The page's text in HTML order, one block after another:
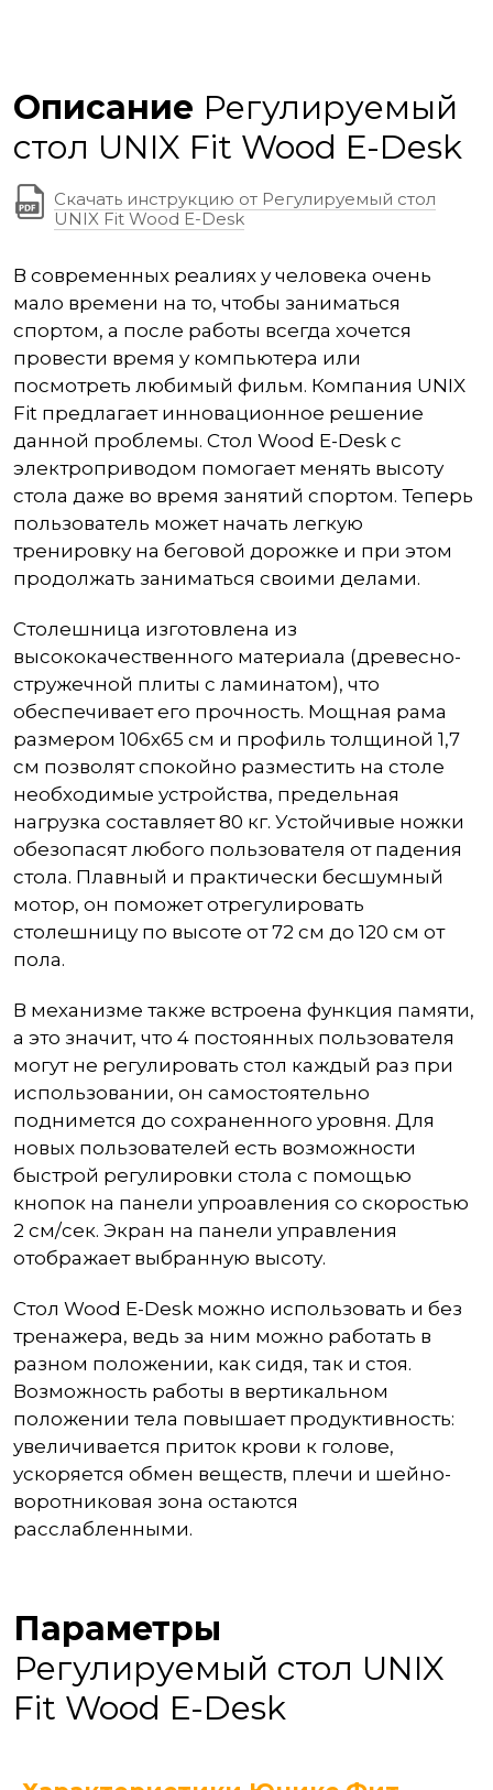
Описание Регулируемый
стол UNIX Fit Wood E-Desk
Скачать инструкцию от Регулируемый стол
UNIX Fit Wood E-Desk
В современных реалиях у человека очень
мало времени на то, чтобы заниматься
спортом, а после работы всегда хочется
провести время у компьютера или
посмотреть любимый фильм. Компания UNIX
Fit предлагает инновационное решение
данной проблемы. Стол Wood E-Desk с
электроприводом помогает менять высоту
стола даже во время занятий спортом. Теперь
пользователь может начать легкую
тренировку на беговой дорожке и при этом
продолжать заниматься своими делами.
Столешница изготовлена из
высококачественного материала (древесно-
стружечной плиты с ламинатом), что
обеспечивает его прочность. Мощная рама
размером 106х65 см и профиль толщиной 1,7
см позволят спокойно разместить на столе
необходимые устройства, предельная
нагрузка составляет 80 кг. Устойчивые ножки
обезопасят любого пользователя от падения
стола. Плавный и практически бесшумный
мотор, он поможет отрегулировать
столешницу по высоте от 72 см до 120 см от
пола.
В механизме также встроена функция памяти,
а это значит, что 4 постоянных пользователя
могут не регулировать стол каждый раз при
использовании, он самостоятельно
поднимется до сохраненного уровня. Для
новых пользователей есть возможности
быстрой регулировки стола с помощью
кнопок на панели упроавления со скоростью
2 см/сек. Экран на панели управления
отображает выбранную высоту.
Стол Wood E-Desk можно использовать и без
тренажера, ведь за ним можно работать в
разном положении, как сидя, так и стоя.
Возможность работы в вертикальном
положении тела повышает продуктивность:
увеличивается приток крови к голове,
ускоряется обмен веществ, плечи и шейно-
воротниковая зона остаются
расслабленными.
Параметры
Регулируемый стол UNIX
Fit Wood E-Desk